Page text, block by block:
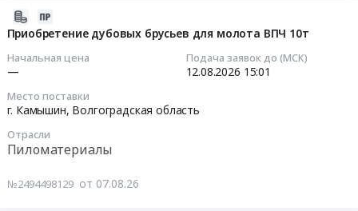
Приобретение дубовых брусьев для молота ВПЧ 10т
Начальная цена
—
Подача заявок до (МСК)
12.08.2026 15:01
Место поставки
г. Камышин, Волгоградская область
Отрасли
Пиломатериалы
№2494498129 от 07.08.26